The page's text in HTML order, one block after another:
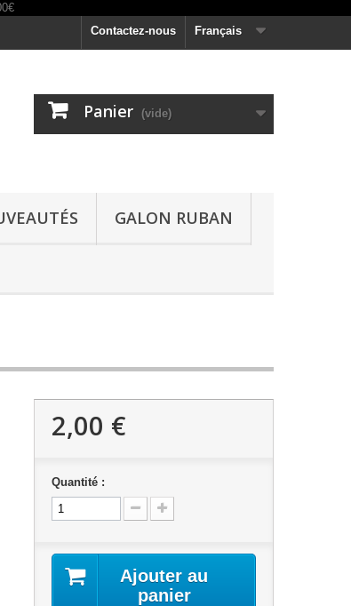
Français
Contactez-nous
Panier (vide)
GALON RUBAN
2,00 €
Quantité :
Ajouter au
panier